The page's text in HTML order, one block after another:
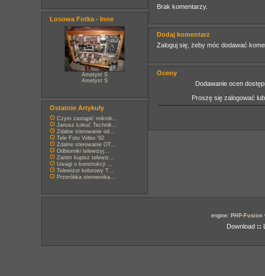
Losowa Fotka - Inne
Ametyst S
Ametyst S
Ostatnie Artykuły
Czym zastąpić mikrok...
Janusz Łokuć Technik...
Zdalne sterowanie od...
Tele Foto Video '92
Zdalne sterowanie OT...
Odbiorniki telewizyj...
Zanim kupisz telewiz...
Uwagi o konstrukcji ...
Telewizor kolorowy T...
Przeróbka sterownika...
Brak komentarzy.
Dodaj komentarz
Zaloguj się, żeby móc dodawać
Oceny
Dodawanie ocen
Proszę się zalogować
engine: PHP-Fusion
Download ::